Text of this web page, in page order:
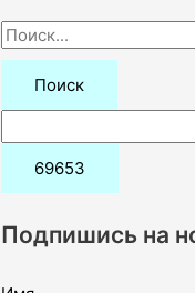
П
о
:
Подпишись на